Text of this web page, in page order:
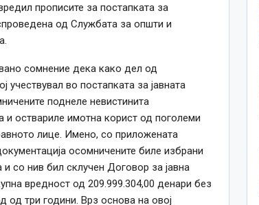
прописите за постапката за
од Службата за општи и
сомнение дека како дел од
учествувал во постапката за јавната
поднеле невистинита
и оствариле имотна корист од поголеми
лице. Имено, со приложената
осомничените биле избрани
и со нив бил склучен Договор за јавна
вредност од 209.999.304,00 денари без
од три години. Врз основа на овој